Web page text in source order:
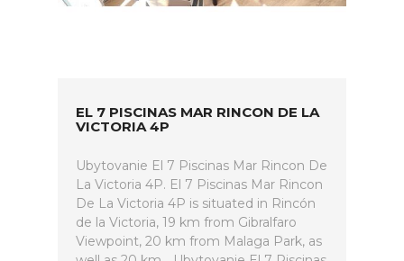
EL 7 PISCINAS MAR RINCON DE LA
VICTORIA 4P
Ubytovanie El 7 Piscinas Mar Rincon De
La Victoria 4P. El 7 Piscinas Mar Rincon
De La Victoria 4P is situated in Rincón
de la Victoria, 19 km from Gibralfaro
Viewpoint, 20 km from Malaga Park, as